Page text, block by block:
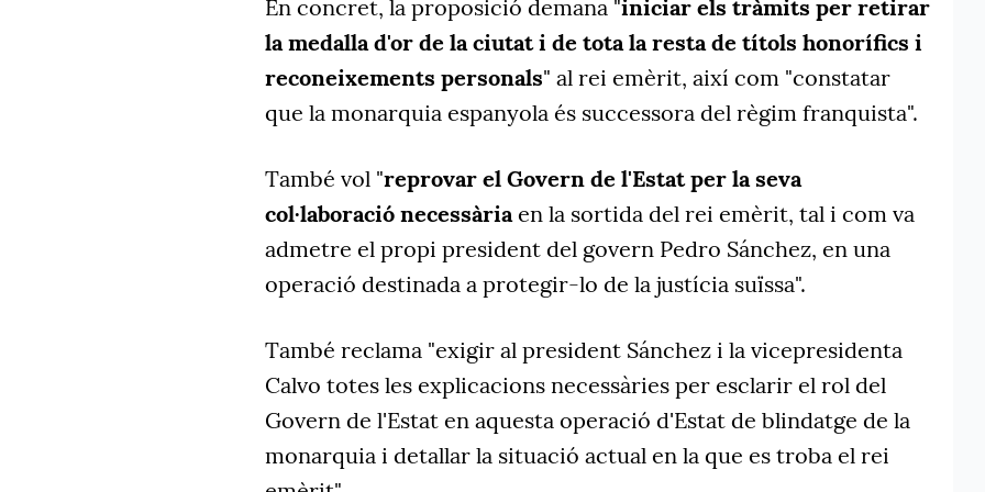
En concret, la proposició demana "iniciar els tràmits per retirar
la medalla d'or de la ciutat i de tota la resta de títols honorífics i
reconeixements personals" al rei emèrit, així com "constatar
que la monarquia espanyola és successora del règim franquista".
També vol "reprovar el Govern de l'Estat per la seva
col·laboració necessàriaen la sortida del rei emèrit, tal i com va
admetre el propi president del govern Pedro Sánchez, en una
operació destinada a protegir-lo de la justícia suïssa".
També reclama "exigir al president Sánchez i la vicepresidenta
Calvo totes les explicacions necessàries per esclarir el rol del
Govern de l'Estat en aquesta operació d'Estat de blindatge de la
monarquia i detallar la situació actual en la que es troba el rei